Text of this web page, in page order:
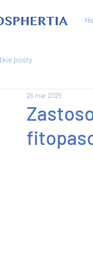
posty
26 mar 2025